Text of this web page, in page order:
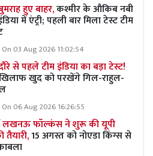
हुए बाहर,कश्मीर के औकिब नबी
में एंट्री; पहली बार मिला टेस्ट टीम
On 03 Aug 2026 11:02:54
से पहले टीम इंडिया का बड़ा टेस्ट!
खुद को परखेंगे गिल-राहुल-
On 06 Aug 2026 16:26:55
लखनऊ फॉल्कंस ने शुरू की यूपी
तैयारी,15 अगस्त को नोएडा किंग्स से